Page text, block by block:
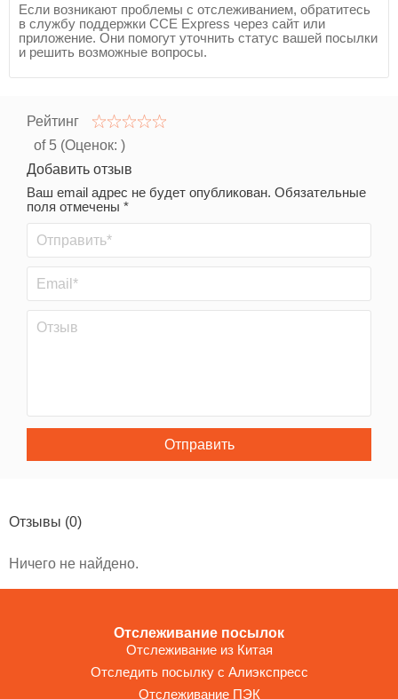
Если возникают проблемы с отслеживанием, обратитесь
в службу поддержки CCE Express через сайт или
приложение. Они помогут уточнить статус вашей посылки
и решить возможные вопросы.
Рейтинг
of 5 (Оценок: )
Добавить отзыв
Ваш email адрес не будет опубликован. Обязательные
поля отмечены *
Отправить
Отзывы (0)
Ничего не найдено.
Отслеживание посылок
Отслеживание из Китая
Отследить посылку с Алиэкспресс
Отслеживание ПЭК